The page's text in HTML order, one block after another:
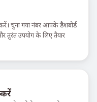
चुना गया नंबर आपके डैशबोर्ड
उपयोग के लिए तैयार